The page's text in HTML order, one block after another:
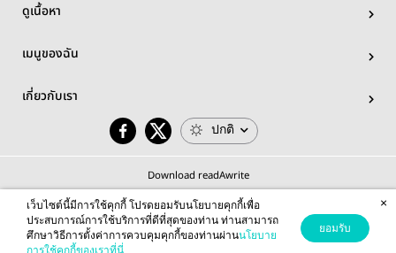
ดูเนื้อหา
เมนูของฉัน
เกี่ยวกับเรา
ปกติ
Download readAwrite
© 2026 readAwrite.com by MEB Corporation Public Company Limited
เว็บไซต์นี้มีการใช้คุกกี้ โปรดยอมรับนโยบายคุกกี้เพื่อ
ประสบการณ์การใช้บริการที่ดีที่สุดของท่าน ท่านสามารถ
ศึกษาวิธีการตั้งค่าการควบคุมคุกกี้ของท่านผ่านนโยบาย
การใช้คุกกี้ของเราที่นี่
ยอมรับ
×